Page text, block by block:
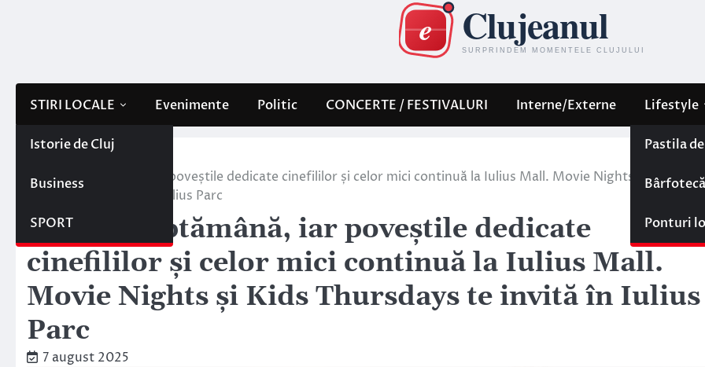
STIRI LOCALE
Istorie de Cluj
Business
SPORT
Evenimente Politic CONCERTE / FESTIVALURI Interne/Externe Lifestyle
Pastila
Bârfotecă
Ponturi
Stiri locale
O nouă săptămână, iar poveștile dedicate cinefililor și celor mici continuă la Iulius Mall. Movie Nights și Kids
Thursdays te invită în Iulius Parc
O nouă săptămână, iar poveștile dedicate
cinefililor și celor mici continuă la Iulius Mall.
Movie Nights și Kids Thursdays te invită în Iulius
Parc
7 august 2025